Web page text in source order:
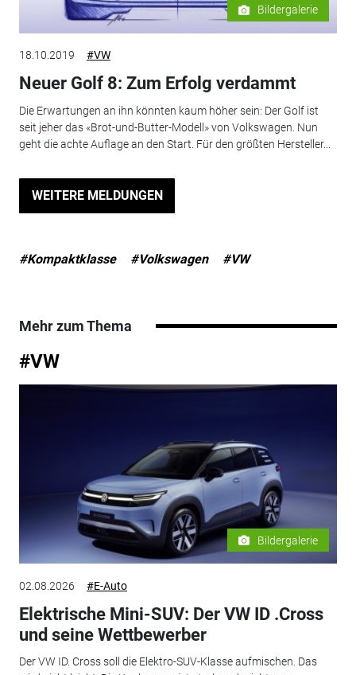
Bildergalerie
18.10.2019 #VW
Neuer Golf 8: Zum Erfolg verdammt
Die Erwartungen an ihn könnten kaum höher sein: Der Golf ist
seit jeher das «Brot-und-Butter-Modell» von Volkswagen. Nun
geht die achte Auflage an den Start. Für den größten Hersteller...
WEITERE MELDUNGEN
#Kompaktklasse #Volkswagen #VW
Mehr zum Thema
#VW
Bildergalerie
02.08.2026 #E-Auto
Elektrische Mini-SUV: Der VW ID .Cross
und seine Wettbewerber
Der VW ID. Cross soll die Elektro-SUV-Klasse aufmischen. Das